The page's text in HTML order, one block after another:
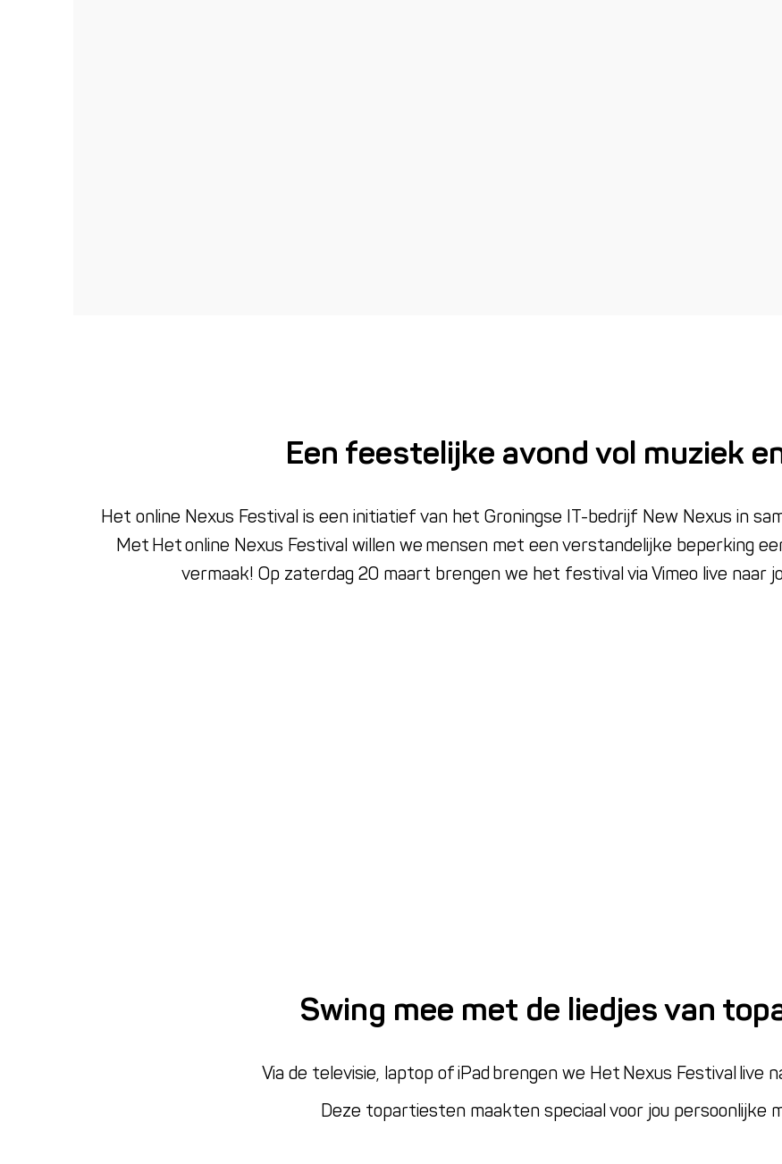
Een feestelijke avond vol muziek
Het online Nexus Festival is een initiatief van het Groningse IT-bedrijf New Nexus in
Met Het online Nexus Festival willen we mensen met een verstandelijke beperking
vermaak! Op zaterdag 20 maart brengen we het festival via Vimeo live naar
Swing mee met de liedjes van
Via de televisie, laptop of iPad brengen we Het Nexus Festival live
Deze topartiesten maakten speciaal voor jou persoonlijke